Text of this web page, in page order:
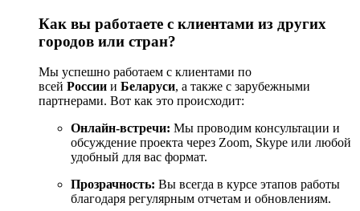
копирование, устранение ошибок;
Аналитика и отчётность— настройка сквозной
аналитики, отчёты в Google Data Studio;
обновление дизайна и структуры для увеличения
конверсии.
Сколько стоит разработка сайта?
Стоимость зависит от функционала и выбранного тарифного
пакета. Базовые сайты — от 10 дней разработки, крупные
Как вы работаете с клиентами из других
городов или стран?
Мы успешно работаем с клиентами по
всей России и Беларуси, а также с зарубежными
партнерами. Вот как это происходит:
Онлайн-встречи: Мы проводим консультации и
обсуждение проекта через Zoom, Skype или любой
удобный для вас формат.
Прозрачность: Вы всегда в курсе этапов работы
благодаря регулярным отчетам и обновлениям.